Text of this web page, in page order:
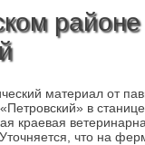
районе
материал от
в
краевая
что на